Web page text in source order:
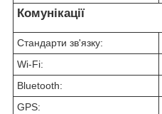
Комунікації
Стандарти зв'язку:
Wi-Fi:
Bluetooth:
GPS: